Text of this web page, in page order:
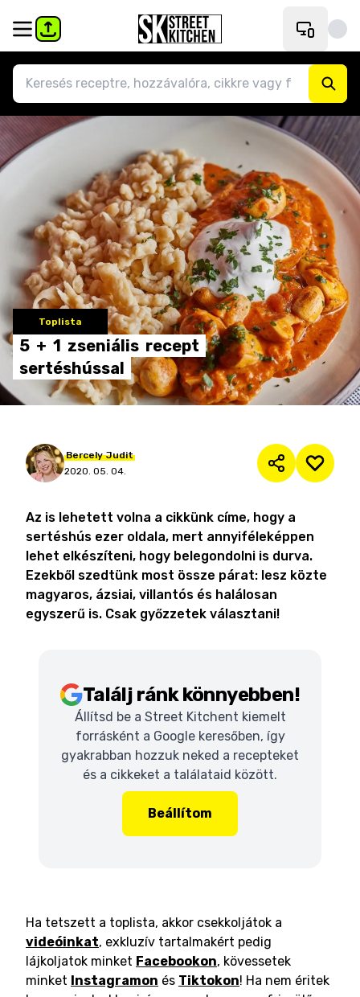
Toplista
5 + 1 zseniális recept
sertéshússal
Bercely Judit
2020. 05. 04.
Az is lehetett volna a cikkünk címe, hogy a
sertéshús ezer oldala, mert annyiféleképpen
lehet elkészíteni, hogy belegondolni is durva.
Ezekből szedtünk most össze párat: lesz közte
magyaros, ázsiai, villantós és halálosan
egyszerű is. Csak győzzetek választani!
Találj ránk könnyebben!
Állítsd be a Street Kitchent kiemelt
forrásként a Google keresőben, így
gyakrabban hozzuk neked a recepteket
és a cikkeket a találataid között.
Beállítom
Ha tetszett a toplista, akkor csekkoljátok a
videóinkat, exkluzív tartalmakért pedig
lájkoljatok minket Facebookon, kövessetek
minket Instagramon és Tiktokon! Ha nem éritek